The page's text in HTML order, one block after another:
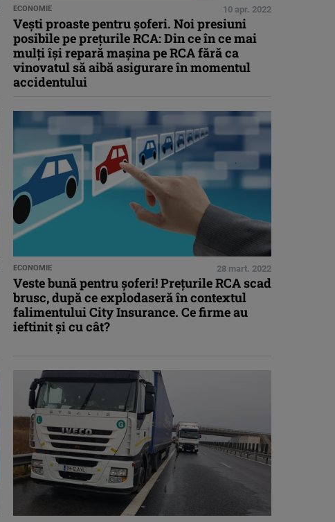
ECONOMIE 10 apr. 2022
Vești proaste pentru șoferi. Noi presiuni
posibile pe prețurile RCA: Din ce în ce mai
mulți își repară mașina pe RCA fără ca
vinovatul să aibă asigurare în momentul
accidentului
ECONOMIE 28 mart. 2022
Veste bună pentru șoferi! Prețurile RCA scad
brusc, după ce explodaseră în contextul
falimentului City Insurance. Ce firme au
ieftinit și cu cât?